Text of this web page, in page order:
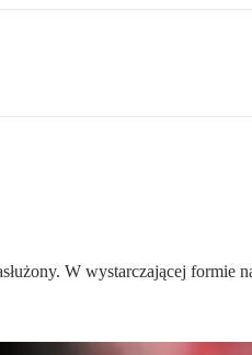
W wystarczającej formie